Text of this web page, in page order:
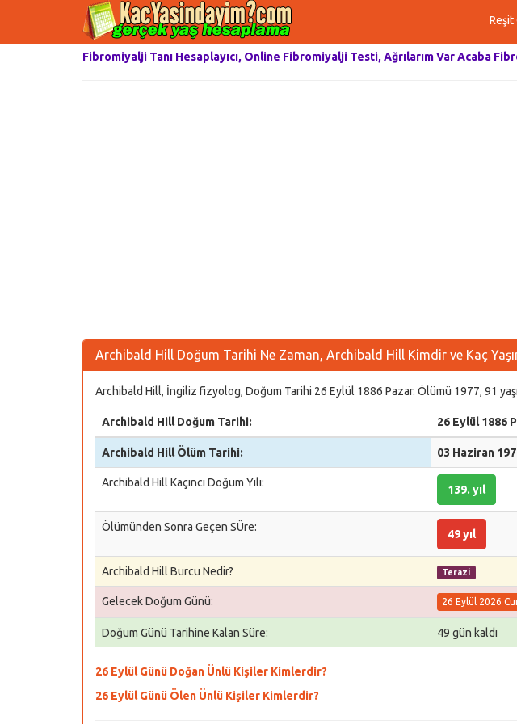
Reşit
Fibromiyalji Tanı Hesaplayıcı, Online Fibromiyalji Testi, Ağrılarım Var Acaba
Archibald Hill Doğum Tarihi Ne Zaman, Archibald Hill Kimdir ve Kaç
Archibald Hill, İngiliz fizyolog, Doğum Tarihi 26 Eylül 1886 Pazar. Ölümü 1977, 91
Archibald Hill Doğum Tarihi: 26 Eylül 1886
Archibald Hill Ölüm Tarihi: 03 Haziran
Archibald Hill Kaçıncı Doğum Yılı:
139. yıl
Ölümünden Sonra Geçen SÜre:
49 yıl
Archibald Hill Burcu Nedir? Terazi
Gelecek Doğum Günü: 26 Eylül 2026
Doğum Günü Tarihine Kalan Süre: 49 gün kaldı
26 Eylül Günü Doğan Ünlü Kişiler Kimlerdir?
26 Eylül Günü Ölen Ünlü Kişiler Kimlerdir?